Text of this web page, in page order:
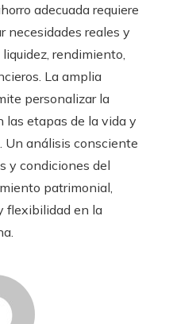
adecuada requiere
necesidades reales y
rendimiento,
La amplia
personalizar la
las etapas de la vida y
Un análisis consciente
y condiciones del
patrimonial,
flexibilidad en la